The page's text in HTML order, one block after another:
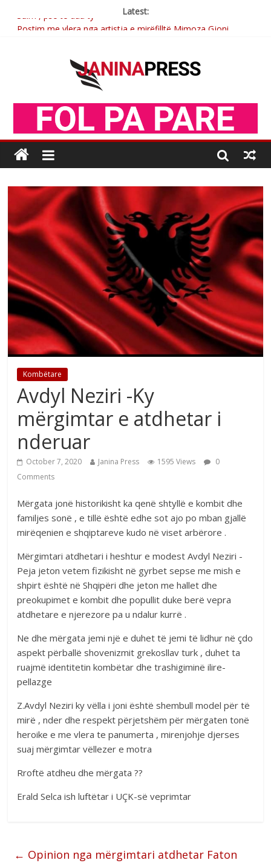
Latest:
Postim me vlera nga artistja e mirëfilltë Mimoza Gjoni
Brahim Çekaj njē veprimtar i respektuar i çeshtjës kombëtare
Sulm , pse të dua ty
Kombëtare
Avdyl Neziri -Ky
mërgimtar e atdhetar i
nderuar
October 7, 2020 Janina Press 1595 Views
0
Comments
Mërgata jonë historikisht ka qenë shtyllë e kombit dhe
familjes sonë , e tillë është edhe sot ajo po mban gjallë
mirëqenien e shqiptareve kudo në viset arbërore .
Mërgimtari atdhetari i heshtur e modest Avdyl Neziri -
Peja jeton vetem fizikisht në gyrbet sepse me mish e
shpirt është në Shqipëri dhe jeton me hallet dhe
preokupimet e kombit dhe popullit duke berë vepra
atdhetare e njerezore pa u ndalur kurrë .
Ne dhe mërgata jemi një e duhet të jemi të lidhur në çdo
aspekt përballë shovenizmit grekosllav turk , duhet ta
ruajmë identitetin kombëtar dhe trashigiminë ilire-
pellazge
Z.Avdyl Neziri ky vëlla i joni është shembull model për të
mirë , nder dhe respekt përjetshëm për mërgaten tonë
heroike e me vlera te panumerta , mirenjohje djerses
suaj mërgimtar vëllezer e motra
Rroftë atdheu dhe mërgata ??
Erald Selca ish luftëtar i UÇK-së veprimtar
← Opinion nga mërgimtari atdhetar Faton